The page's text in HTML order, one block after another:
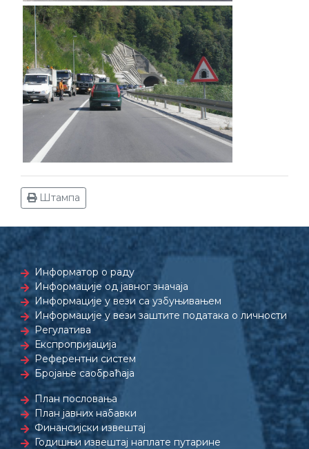
Штампа
Информатор о раду
Информације од јавног значаја
Информације у вези са узбуњивањем
Информације у вези заштите података о личности
Регулатива
Експропријација
Референтни систем
Бројање саобраћаја
План пословања
План јавних набавки
Финансијски извештај
Годишњи извештај наплате путарине